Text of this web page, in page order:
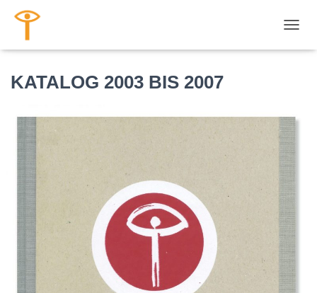
KATALOG 2003 BIS 2007